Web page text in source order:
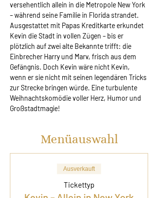
versehentlich allein in die Metropole New York
– während seine Familie in Florida strandet.
Ausgestattet mit Papas Kreditkarte erkundet
Kevin die Stadt in vollen Zügen – bis er
plötzlich auf zwei alte Bekannte trifft: die
Einbrecher Harry und Marv, frisch aus dem
Gefängnis. Doch Kevin wäre nicht Kevin,
wenn er sie nicht mit seinen legendären Tricks
zur Strecke bringen würde. Eine turbulente
Weihnachtskomödie voller Herz, Humor und
Großstadtmagie!
Menüauswahl
Ausverkauft
Tickettyp